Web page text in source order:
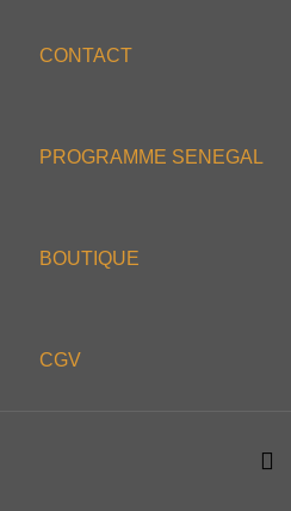
CONTACT
PROGRAMME SENEGAL
BOUTIQUE
CGV